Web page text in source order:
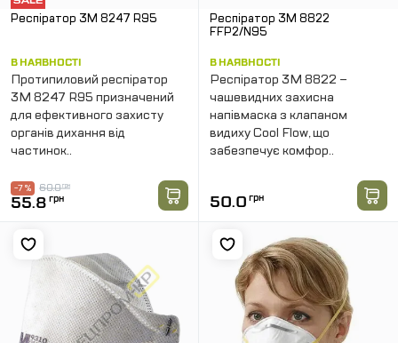
Респіратор 3M 8247 R95
В НАЯВНОСТІ
Протипиловий респіратор
3M 8247 R95 призначений
для ефективного захисту
органів дихання від
частинок..
60.0грн
-7 %
55.8 грн
Респіратор 3M 8822
FFP2/N95
В НАЯВНОСТІ
Респіратор 3M 8822 –
чашевидних захисна
напівмаска з клапаном
видиху Cool Flow, що
забезпечує комфор..
50.0 грн